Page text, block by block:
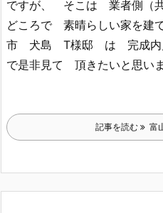
ですが、 そこは 業者側（
どころで 素晴らしい家を建
市 犬島 T様邸 は 完成内
で是非見て 頂きたいと思いま
記事を読む 富